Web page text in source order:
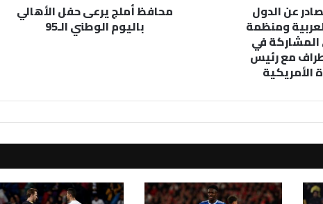
عن الدول
ومنظمة
المشاركة في
مع رئيس
الأمريكية
محافظ أملج يرعى حفل الأهالي
باليوم الوطني الـ95